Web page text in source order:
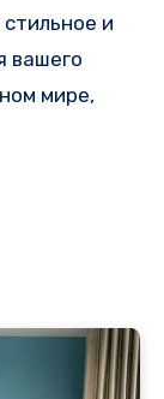
вашего
мире,